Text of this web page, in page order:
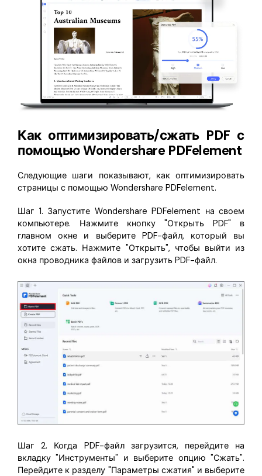
Как оптимизировать/сжать PDF с
помощью Wondershare PDFelement
Следующие шаги показывают, как оптимизировать
страницы с помощью Wondershare PDFelement.
Шаг 1. Запустите Wondershare PDFelement на своем
компьютере. Нажмите кнопку "Открыть PDF" в
главном окне и выберите PDF-файл, который вы
хотите сжать. Нажмите "Открыть", чтобы выйти из
окна проводника файлов и загрузить PDF-файл.
Шаг 2. Когда PDF-файл загрузится, перейдите на
вкладку "Инструменты" и выберите опцию "Сжать".
Перейдите к разделу "Параметры сжатия" и выберите